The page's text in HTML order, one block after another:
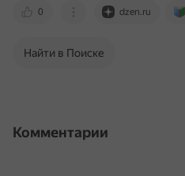
0 dzen.ru
Найти в Поиске
Комментарии